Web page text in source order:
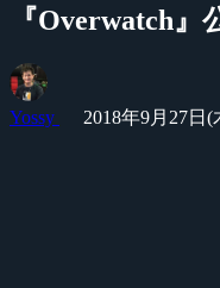
『Overwatch
Yossy 2018年9月27日(